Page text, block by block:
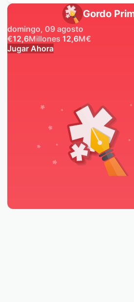
Gordo
domingo, 09 agosto
€12,6Millones 12,6M€
Jugar Ahora